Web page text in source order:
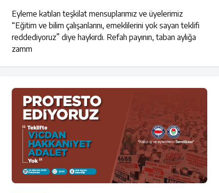
Eyleme katılan teşkilat mensuplarımız ve üyelerimiz
“Eğitim ve bilim çalışanlarını, emeklilerini yok sayan teklifi
reddediyoruz” diye haykırdı. Refah payının, taban aylığa
zamm